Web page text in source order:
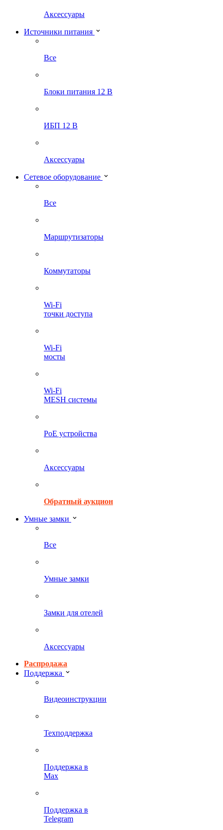
Аксессуары
Источники питания
Все
Блоки питания 12 В
ИБП 12 В
Аксессуары
Сетевое оборудование
Все
Маршрутизаторы
Коммутаторы
Wi-Fi
точки доступа
Wi-Fi
мосты
Wi-Fi
MESH системы
PoE устройства
Аксессуары
Обратный аукцион
Умные замки
Все
Умные замки
Замки для отелей
Аксессуары
Распродажа
Поддержка
Видеоинструкции
Техподдержка
Поддержка в
Max
Поддержка в
Telegram